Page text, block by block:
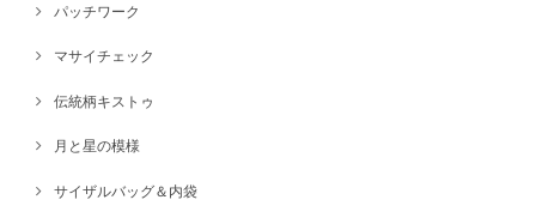
パッチワーク
マサイチェック
伝統柄キストゥ
月と星の模様
サイザルバッグ＆内袋